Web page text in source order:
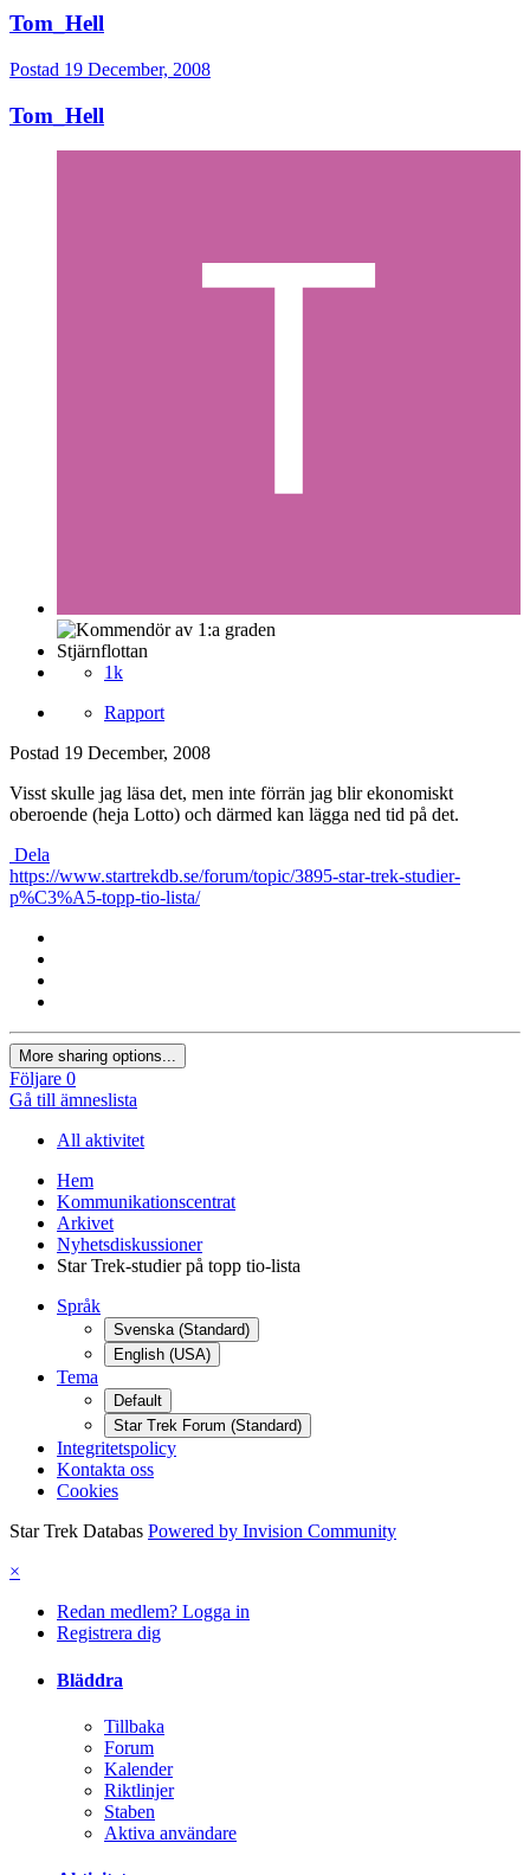
Tom_Hell
Postad 19 December, 2008
Tom_Hell
Stjärnflottan
1k
Rapport
Postad 19 December, 2008
Visst skulle jag läsa det, men inte förrän jag blir ekonomiskt
oberoende (heja Lotto) och därmed kan lägga ned tid på det.
Dela
https://www.startrekdb.se/forum/topic/3895-star-trek-studier-
p%C3%A5-topp-tio-lista/
More sharing options...
Följare 0
Gå till ämneslista
All aktivitet
Hem
Kommunikationscentrat
Arkivet
Nyhetsdiskussioner
Star Trek-studier på topp tio-lista
Språk
Svenska (Standard)
English (USA)
Tema
Default
Star Trek Forum (Standard)
Integritetspolicy
Kontakta oss
Cookies
Star Trek Databas Powered by Invision Community
×
Redan medlem? Logga in
Registrera dig
Bläddra
Tillbaka
Forum
Kalender
Riktlinjer
Staben
Aktiva användare